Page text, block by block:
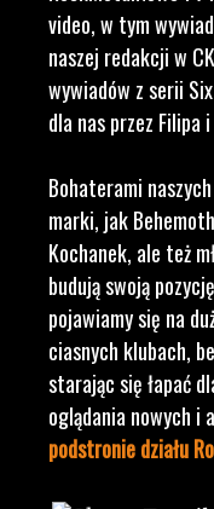
video, w tym
naszej redakcji w
wywiadów z serii
dla nas przez Filipa
Bohaterami
marki, jak
Kochanek, ale też
budują swoją
pojawiamy się na
ciasnych klubach,
starając się łapać
oglądania nowych i
podstronie działu